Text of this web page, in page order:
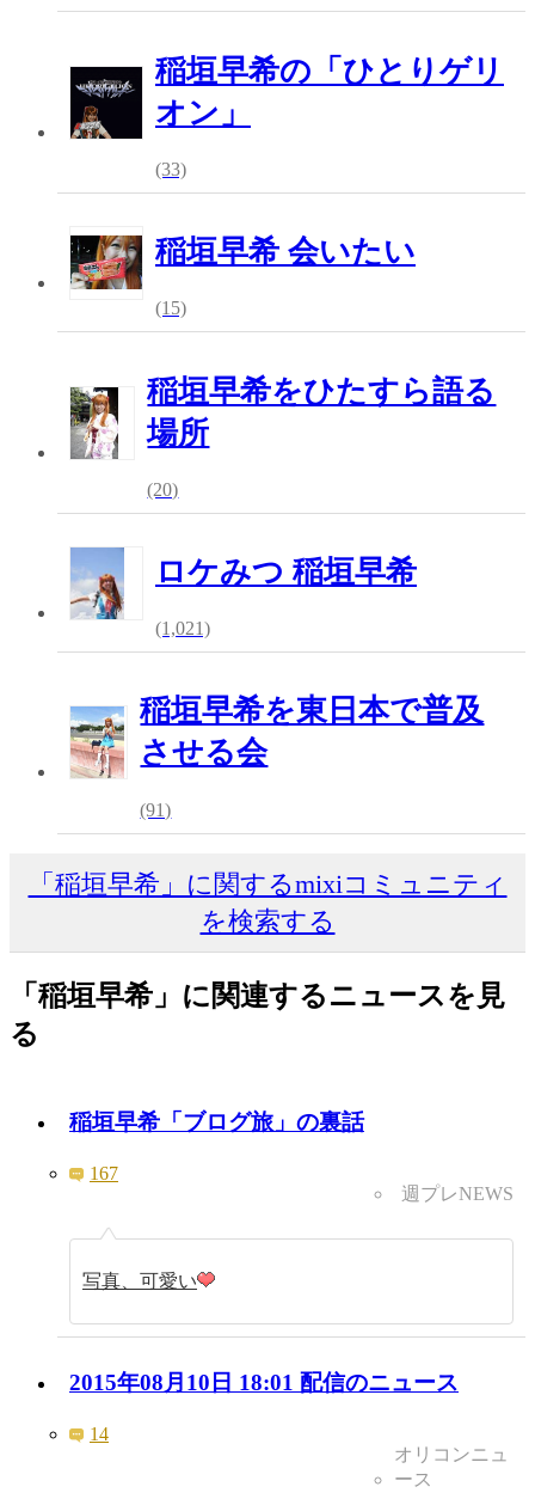
稲垣早希の「ひとりゲリ
オン」
(33)
稲垣早希 会いたい
(15)
稲垣早希をひたすら語る
場所
(20)
ロケみつ 稲垣早希
(1,021)
稲垣早希を東日本で普及
させる会
(91)
「稲垣早希」に関するmixiコミュニティ
を検索する
「稲垣早希」に関連するニュースを見
る
稲垣早希「ブログ旅」の裏話
167
週プレNEWS
写真、可愛い
2015年08月10日 18:01 配信のニュース
14
オリコンニュ
ース